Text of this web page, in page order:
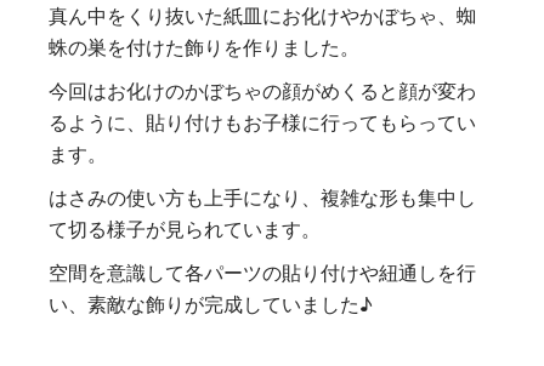
真ん中をくり抜いた紙皿にお化けやかぼちゃ、蜘
蛛の巣を付けた飾りを作りました。
今回はお化けのかぼちゃの顔がめくると顔が変わ
るように、貼り付けもお子様に行ってもらってい
ます。
はさみの使い方も上手になり、複雑な形も集中し
て切る様子が見られています。
空間を意識して各パーツの貼り付けや紐通しを行
い、素敵な飾りが完成していました♪